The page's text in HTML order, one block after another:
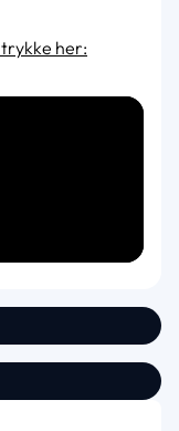
trykke her: